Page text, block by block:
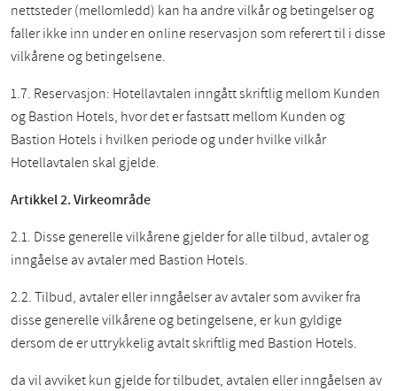
nettsteder (mellomledd) kan ha andre vilkår og betingelser og
faller ikke inn under en online reservasjon som referert til i disse
vilkårene og betingelsene.
1.7. Reservasjon: Hotellavtalen inngått skriftlig mellom Kunden
og Bastion Hotels, hvor det er fastsatt mellom Kunden og
Bastion Hotels i hvilken periode og under hvilke vilkår
Hotellavtalen skal gjelde.
Artikkel 2. Virkeområde
2.1. Disse generelle vilkårene gjelder for alle tilbud, avtaler og
inngåelse av avtaler med Bastion Hotels.
2.2. Tilbud, avtaler eller inngåelser av avtaler som avviker fra
disse generelle vilkårene og betingelsene, er kun gyldige
dersom de er uttrykkelig avtalt skriftlig med Bastion Hotels.
da vil avviket kun gjelde for tilbudet, avtalen eller inngåelsen av